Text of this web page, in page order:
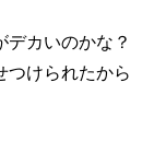
カいのかな？
つけられたから